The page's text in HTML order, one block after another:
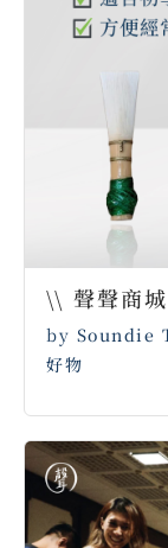
\\ 聲聲商
by Soundie
好物